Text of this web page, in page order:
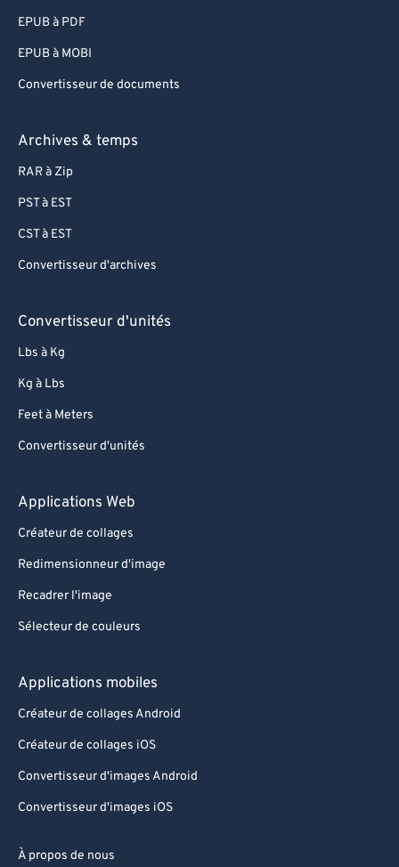
EPUB à PDF
EPUB à MOBI
Convertisseur de documents
Archives & temps
RAR à Zip
PST à EST
CST à EST
Convertisseur d'archives
Convertisseur d'unités
Lbs à Kg
Kg à Lbs
Feet à Meters
Convertisseur d'unités
Applications Web
Créateur de collages
Redimensionneur d'image
Recadrer l'image
Sélecteur de couleurs
Applications mobiles
Créateur de collages Android
Créateur de collages iOS
Convertisseur d'images Android
Convertisseur d'images iOS
À propos de nous